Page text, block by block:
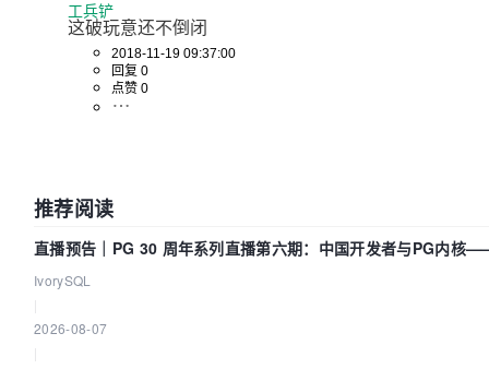
工兵铲
这破玩意还不倒闭
2018-11-19 09:37:00
回复 0
点赞 0
推荐阅读
直播预告｜PG 30 周年系列直播第六期：中国开发者与PG内核
得动吗？我们贡献了什么？
IvorySQL
2026-08-07